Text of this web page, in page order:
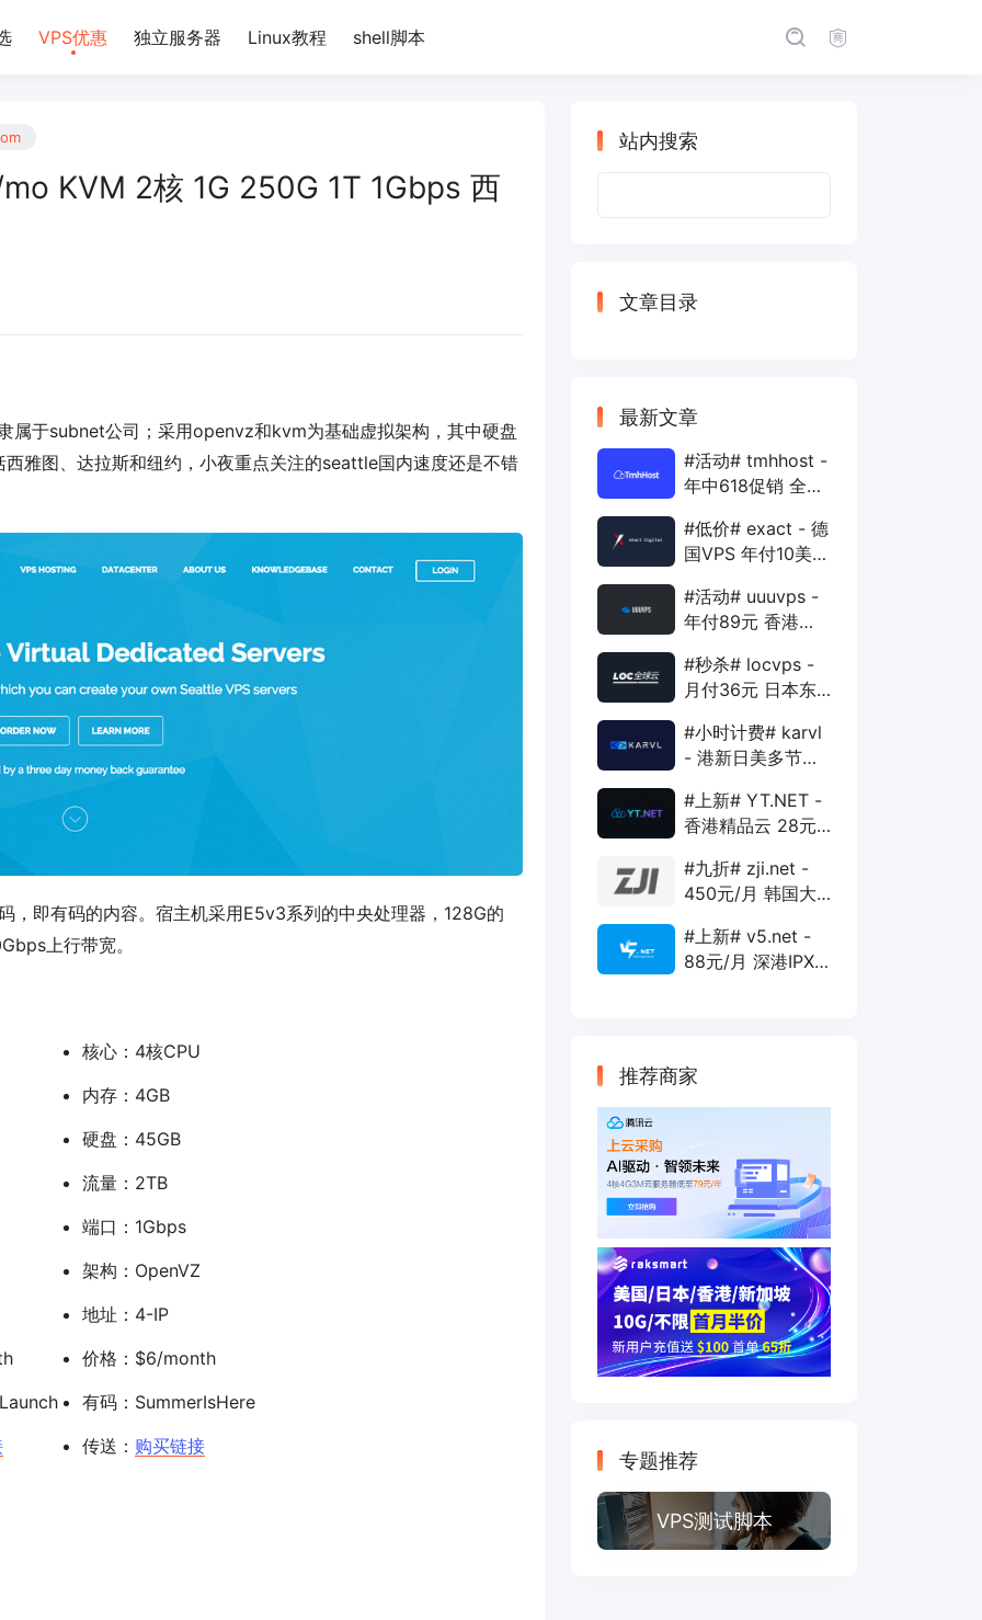
VPS优惠 独立服务器 Linux教程 shell脚本
KVM 2核 1G 250G 1T 1Gbps 西
属于subnet公司；采用openvz和kvm为基础虚拟架构，其中硬盘
雅图、达拉斯和纽约，小夜重点关注的seattle国内速度还是不错
即有码的内容。宿主机采用E5v3系列的中央处理器，128G的
上行带宽。
核心：4核CPU
内存：4GB
硬盘：45GB
流量：2TB
端口：1Gbps
架构：OpenVZ
地址：4-IP
价格：$6/month
有码：SummerIsHere
传送： 购买链接
站内搜索
文章目录
最新文章
#活动# tmhhost -
年中618促销 全场
年付VPS
#低价# exact - 德
国VPS 年付10美元
1Gbps
#活动# uuuvps -
年付89元 香港
400G 30M
#秒杀# locvps -
月付36元 日本东
40G 1T 450Mbps
#小时计费# karvl
- 港新日美多节点
20G 5T 1Gbps
#上新# YT.NET -
香港精品云 28元/
AS10099+移动
CMI
#九折# zji.net -
450元/月 韩国大
优化和纯国际线路
#上新# v5.net -
88元/月 深港IPX
推荐商家
专题推荐
VPS测试脚本